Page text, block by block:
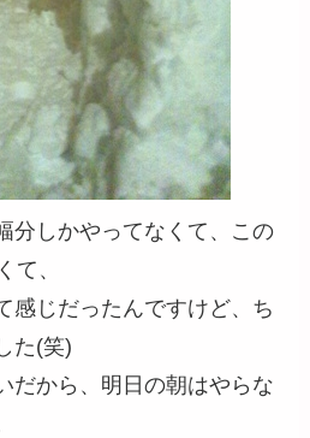
分しかやってなくて、この
て、
感じだったんですけど、ち
た(笑)
だから、明日の朝はやらな